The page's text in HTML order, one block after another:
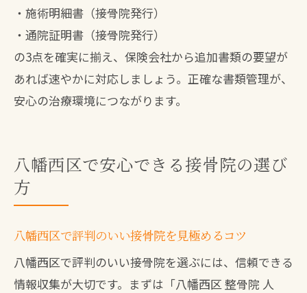
・施術明細書（接骨院発行）
・通院証明書（接骨院発行）
の3点を確実に揃え、保険会社から追加書類の要望が
あれば速やかに対応しましょう。正確な書類管理が、
安心の治療環境につながります。
八幡西区で安心できる接骨院の選び
方
八幡西区で評判のいい接骨院を見極めるコツ
八幡西区で評判のいい接骨院を選ぶには、信頼できる
情報収集が大切です。まずは「八幡西区 整骨院 人